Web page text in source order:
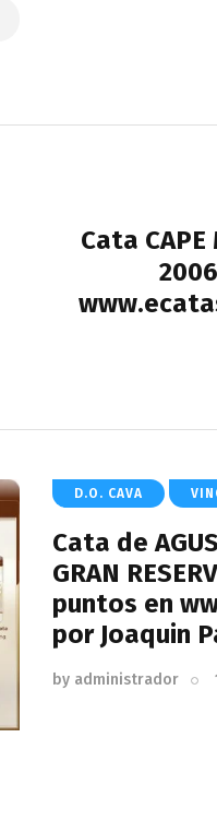
Cata CAPE
D.O. CAVA
Cata de
GRAN
puntos en
por Joaquin
by administrador